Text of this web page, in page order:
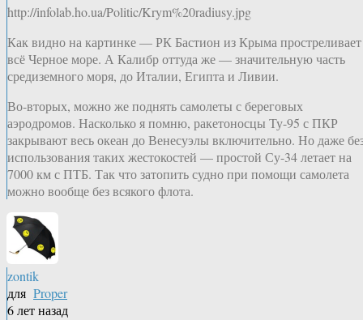
http://infolab.ho.ua/Politic/Krym%20radiusy.jpg
Как видно на картинке — РК Бастион из Крыма простреливает
всё Черное море. А Калибр оттуда же — значительную часть
средиземного моря, до Италии, Египта и Ливии.
Во-вторых, можно же поднять самолеты с береговых
аэродромов. Насколько я помню, ракетоносцы Ту-95 с ПКР
закрывают весь океан до Венесуэлы включительно. Но даже
использования таких жестокостей — простой Су-34 летает на
7000 км с ПТБ. Так что затопить судно при помощи самолета
можно вообще без всякого флота.
zontik
для Proper
6 лет назад